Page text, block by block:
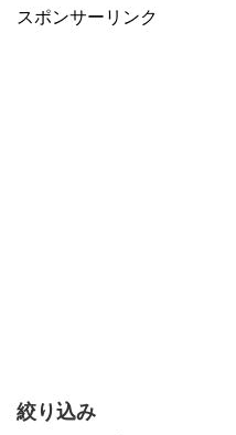
スポンサーリンク
絞り込み